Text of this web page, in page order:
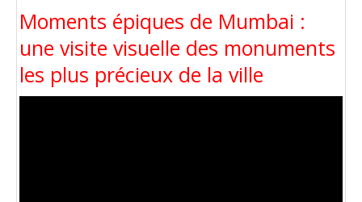
Moments épiques de Mumbai :
une visite visuelle des monuments
les plus précieux de la ville